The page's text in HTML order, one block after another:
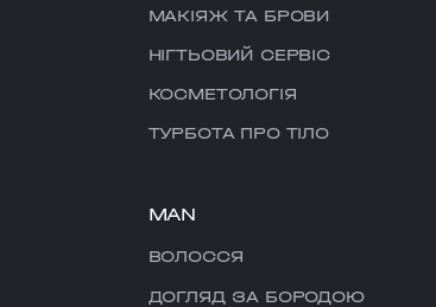
МАКІЯЖ ТА БРОВИ
НІГТЬОВИЙ СЕРВІС
КОСМЕТОЛОГІЯ
ТУРБОТА ПРО ТІЛО
MAN
ВОЛОССЯ
ДОГЛЯД ЗА БОРОДОЮ